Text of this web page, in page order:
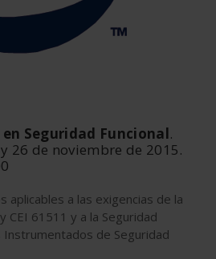
Seguridad Funcional.
26 de noviembre de 2015.
aplicables a las exigencias de la
CEI 61511 y a la Seguridad
Instrumentados de Seguridad